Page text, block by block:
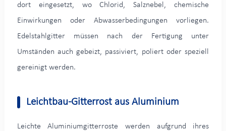
dort eingesetzt, wo Chlorid, Salznebel, chemische
Einwirkungen oder Abwasserbedingungen vorliegen.
Edelstahlgitter müssen nach der Fertigung unter
Umständen auch gebeizt, passiviert, poliert oder speziell
gereinigt werden.
Leichtbau-Gitterrost aus Aluminium
Leichte Aluminiumgitterroste werden aufgrund ihres